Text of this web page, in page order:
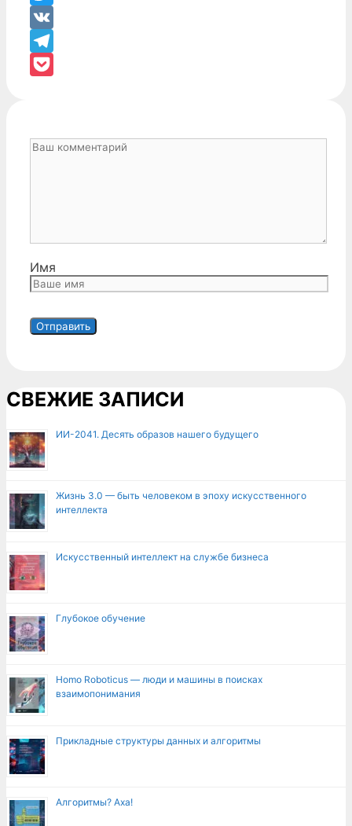
Twitter
VK
Telegram
Имя
СВЕЖИЕ ЗАПИСИ
ИИ-2041. Десять образов нашего будущего
Жизнь 3.0 — быть человеком в эпоху искусственного
интеллекта
Искусственный интеллект на службе бизнеса
Глубокое обучение
Homo Roboticus — люди и машины в поисках
взаимопонимания
Прикладные структуры данных и алгоритмы
Алгоритмы? Аха!